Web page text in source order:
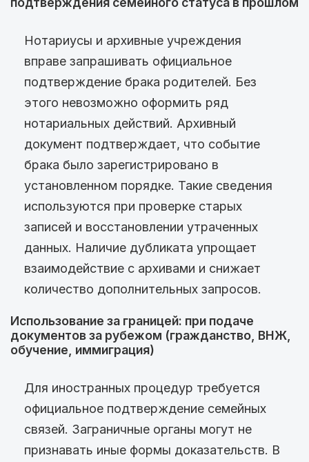
Нотариусы и архивные учреждения
вправе запрашивать официальное
подтверждение брака родителей. Без
этого невозможно оформить ряд
нотариальных действий. Архивный
документ подтверждает, что событие
брака было зарегистрировано в
установленном порядке. Такие сведения
используются при проверке старых
записей и восстановлении утраченных
данных. Наличие дубликата упрощает
взаимодействие с архивами и снижает
количество дополнительных запросов.
Использование за границей: при подаче
документов за рубежом (гражданство, ВНЖ,
обучение, иммиграция)
Для иностранных процедур требуется
официальное подтверждение семейных
связей. Заграничные органы могут не
признавать иные формы доказательств. В